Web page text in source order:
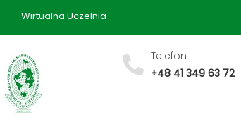
Wirtualna Uczelnia
Telefon
+48 41 349 63 72